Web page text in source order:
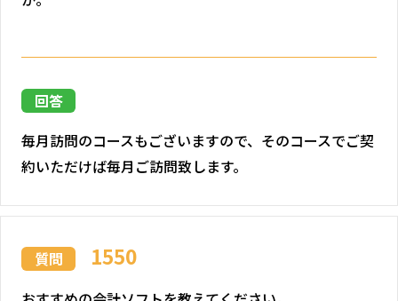
回答
毎月訪問のコースもございますので、そのコースでご契
約いただけば毎月ご訪問致します。
質問 1550